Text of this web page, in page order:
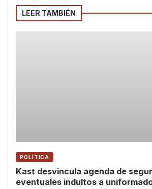
LEER TAMBIÉN
POLÍTICA
Kast desvincula agenda de
eventuales indultos a